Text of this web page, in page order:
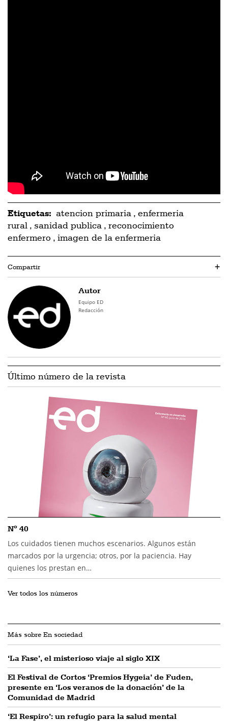
Etiquetas: atencion primaria , enfermeria
rural , sanidad publica , reconocimiento
enfermero , imagen de la enfermeria
Compartir +
Autor
Equipo ED
Redacción
Último número de la revista
Nº 40
Los cuidados tienen muchos escenarios. Algunos están
marcados por la urgencia; otros, por la paciencia. Hay
quienes los prestan en…
Ver todos los números
Más sobre En sociedad
‘La Fase’, el misterioso viaje al siglo XIX
El Festival de Cortos ‘Premios Hygeia’ de Fuden,
presente en ‘Los veranos de la donación’ de la
Comunidad de Madrid
‘El Respiro’: un refugio para la salud mental